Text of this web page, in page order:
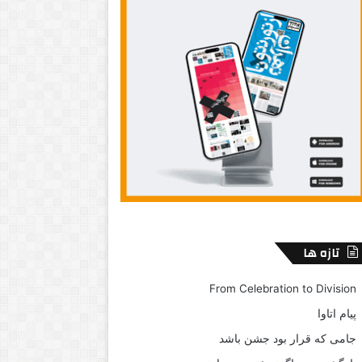
تازه ها
From Celebration to Division
پیام اتاوا
جامی که قرار بود جشن باشد